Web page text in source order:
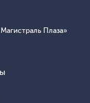
Плаза»